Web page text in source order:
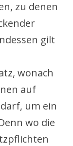
zu denen
gilt
wonach
auf
um ein
wo die